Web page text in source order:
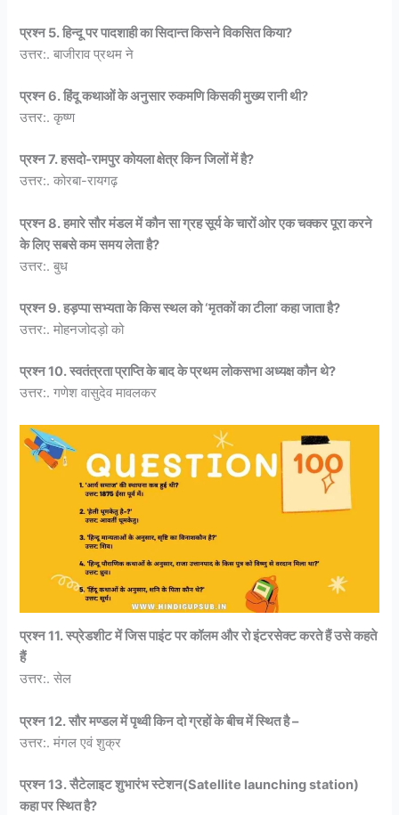
प्रश्न 5. हिन्दू पर पादशाही का सिदान्त किसने विकसित किया?
उत्तर:. बाजीराव प्रथम ने
प्रश्न 6. हिंदू कथाओं के अनुसार रुकमणि किसकी मुख्य रानी थी?
उत्तर:. कृष्ण
प्रश्न 7. हसदो-रामपुर कोयला क्षेत्र किन जिलों में है?
उत्तर:. कोरबा-रायगढ़
प्रश्न 8. हमारे सौर मंडल में कौन सा ग्रह सूर्य के चारों ओर एक चक्कर पूरा करने
के लिए सबसे कम समय लेता है?
उत्तर:. बुध
प्रश्न 9. हड़प्पा सभ्यता के किस स्थल को ‘मृतकों का टीला’ कहा जाता है?
उत्तर:. मोहनजोदड़ो को
प्रश्न 10. स्वतंत्रता प्राप्ति के बाद के प्रथम लोकसभा अध्यक्ष कौन थे?
उत्तर:. गणेश वासुदेव मावलकर
प्रश्न 11. स्प्रेडशीट में जिस पाइंट पर कॉलम और रो इंटरसेक्ट करते हैं उसे कहते
हैं
उत्तर:. सेल
प्रश्न 12. सौर मण्डल में पृथ्वी किन दो ग्रहों के बीच में स्थित है –
उत्तर:. मंगल एवं शुक्र
प्रश्न 13. सैटेलाइट शुभारंभ स्टेशन(Satellite launching station)
कहा पर स्थित है?